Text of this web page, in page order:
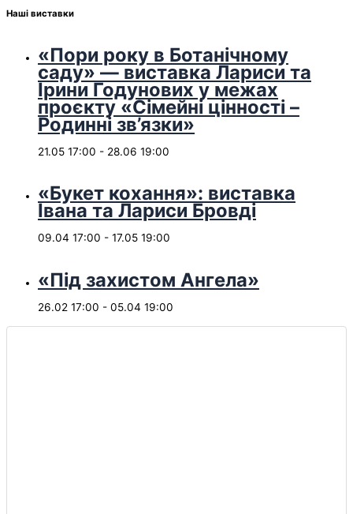
Наші виставки
«Пори року в Ботанічному
саду» — виставка Лариси та
Ірини Годунових у межах
проєкту «Сімейні цінності –
Родинні зв’язки»
21.05 17:00 - 28.06 19:00
«Букет кохання»: виставка
Івана та Лариси Бровді
09.04 17:00 - 17.05 19:00
«Під захистом Ангела»
26.02 17:00 - 05.04 19:00